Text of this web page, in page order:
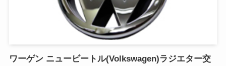
ワーゲン ニュービートル(Volkswagen)ラジエター交